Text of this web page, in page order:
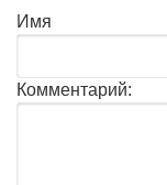
Имя
Комментарий: